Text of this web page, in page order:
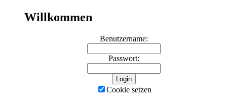
Willkommen
Benutzername:
Passwort:
Cookie setzen